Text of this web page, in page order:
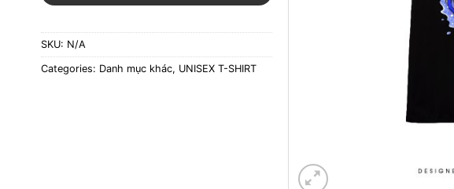
SKU: N/A
Categories: Danh mục khác, UNISEX T-SHIRT